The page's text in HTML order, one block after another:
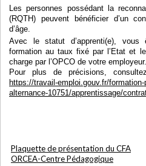
Les personnes possédant la
(RQTH) peuvent bénéficier d’un
d’âge.
Avec le statut d’apprenti(e), vous
formation au taux fixé par l’Etat et
charge par l’OPCO de votre employeur.
Pour plus de précisions,
https://travail-emploi.gouv.fr/
alternance-10751/apprentissage/
Plaquette de présentation du CFA
ORCEA-Centre Pédagogique